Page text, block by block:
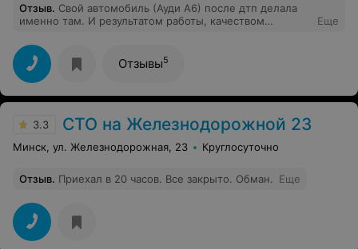
Отзыв. Свой автомобиль (Ауди А6) после дтп делала
именно там. И результатом работы, качеством
вместе с мужем), отношением я вполне довольно. Там
все грамотно рассказали, объяснили. Подготовили все
необходимые документы для страховой компании.
Мне оставалось только их отвезти. Полностью
вписались в те средства, которые выплатила
но учитывая в каком состоянии был мой автомобиль, а
вообще рада, что его восстановили. Буду
рекомендовать это СТО друзьям и знакомым.
Еще
Отзывы5
3.3 СТО на Железнодорожной 23
Минск, ул. Железнодорожная, 23 Круглосуточно
Отзыв. Приехал в 20 часов. Все закрыто. Обман. Еще